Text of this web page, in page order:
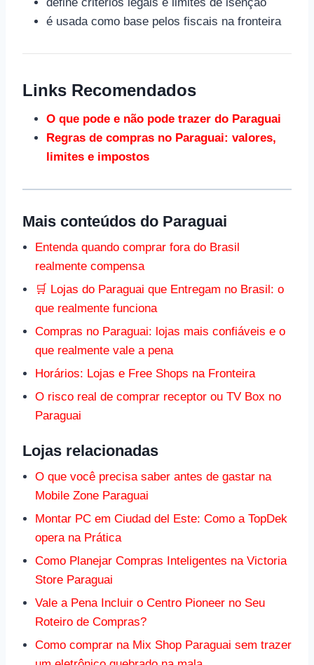
é usada como base pelos fiscais na fronteira
Links Recomendados
O que pode e não pode trazer do Paraguai
Regras de compras no Paraguai: valores,
limites e impostos
Mais conteúdos do Paraguai
Entenda quando comprar fora do Brasil
realmente compensa
🛒 Lojas do Paraguai que Entregam no Brasil: o
que realmente funciona
Compras no Paraguai: lojas mais confiáveis e o
que realmente vale a pena
Horários: Lojas e Free Shops na Fronteira
O risco real de comprar receptor ou TV Box no
Paraguai
Lojas relacionadas
O que você precisa saber antes de gastar na
Mobile Zone Paraguai
Montar PC em Ciudad del Este: Como a TopDek
opera na Prática
Como Planejar Compras Inteligentes na Victoria
Store Paraguai
Vale a Pena Incluir o Centro Pioneer no Seu
Roteiro de Compras?
Como comprar na Mix Shop Paraguai sem trazer